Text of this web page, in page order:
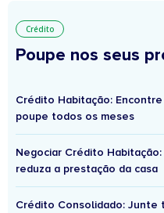
Crédito
Poupe nos seus
Crédito Habitação:
poupe todos os meses
Negociar Crédito
reduza a prestação da casa
Crédito Consolidado: Junte